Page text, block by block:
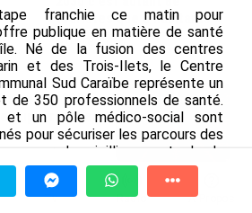
touristes que d’habitants »
le 04/08/2026
en juin 2026 :
recul en
(6/10). En
Tv Radio A Propos
franchie ce matin pour
publique en matière de santé
Né de la fusion des centres
et des Trois-Ilets, le Centre
Sud Caraïbe représente un
350 professionnels de santé.
et un pôle médico-social sont
pour sécuriser les parcours des
le vieillissement de la
du Centre Hospitalier, décrit :